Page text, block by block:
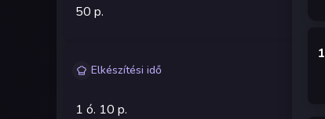
50 p.
Elkészítési idő
1 ó. 10 p.
1